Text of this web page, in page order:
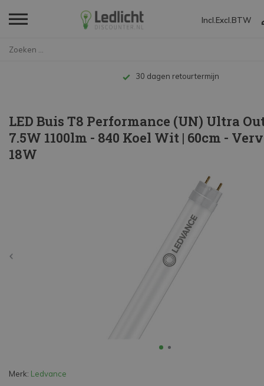
Incl. Excl. BTW
Tot 10 jaar garantie
LED Buis T8 Performance (UN) Ultra
7.5W 1100lm - 840 Koel Wit | 60cm -
18W
Merk: Ledvance